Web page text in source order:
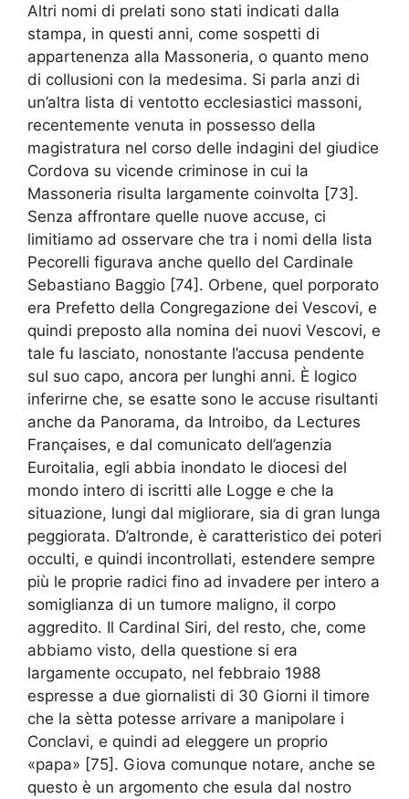
Altri nomi di prelati sono stati indicati dalla
stampa, in questi anni, come sospetti di
appartenenza alla Massoneria, o quanto meno
di collusioni con la medesima. Si parla anzi di
un’altra lista di ventotto ecclesiastici massoni,
recentemente venuta in possesso della
magistratura nel corso delle indagini del giudice
Cordova su vicende criminose in cui la
Massoneria risulta largamente coinvolta [73].
Senza affrontare quelle nuove accuse, ci
limitiamo ad osservare che tra i nomi della lista
Pecorelli figurava anche quello del Cardinale
Sebastiano Baggio [74]. Orbene, quel porporato
era Prefetto della Congregazione dei Vescovi, e
quindi preposto alla nomina dei nuovi Vescovi, e
tale fu lasciato, nonostante l’accusa pendente
sul suo capo, ancora per lunghi anni. È logico
inferirne che, se esatte sono le accuse risultanti
anche da Panorama, da Introibo, da Lectures
Françaises, e dal comunicato dell’agenzia
Euroitalia, egli abbia inondato le diocesi del
mondo intero di iscritti alle Logge e che la
situazione, lungi dal migliorare, sia di gran lunga
peggiorata. D’altronde, è caratteristico dei poteri
occulti, e quindi incontrollati, estendere sempre
più le proprie radici fino ad invadere per intero a
somiglianza di un tumore maligno, il corpo
aggredito. Il Cardinal Siri, del resto, che, come
abbiamo visto, della questione si era
largamente occupato, nel febbraio 1988
espresse a due giornalisti di 30 Giorni il timore
che la sètta potesse arrivare a manipolare i
Conclavi, e quindi ad eleggere un proprio
«papa» [75]. Giova comunque notare, anche se
questo è un argomento che esula dal nostro